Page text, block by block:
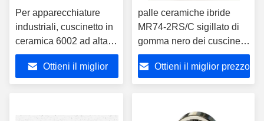
Per apparecchiature
industriali, cuscinetto in
ceramica 6002 ad alta
velocità e basso rumore
15x32x9 mm
Ottieni il miglior
palle ceramiche ibride
MR74-2RS/C sigillato di
gomma nero dei cuscinetti
Si3N4 di 4x7x2.5mm
Ottieni il miglior prezzo